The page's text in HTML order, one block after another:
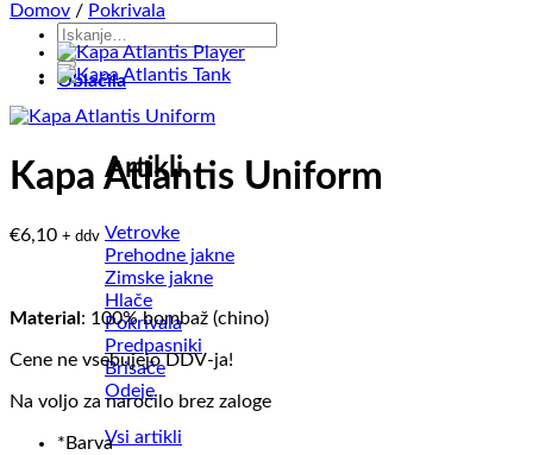
Išči:
Oblačila
Artikli
Vetrovke
Prehodne jakne
Zimske jakne
Hlače
Pokrivala
Predpasniki
Brisače
Odeje
Vsi artikli
Domov / Pokrivala
Kapa Atlantis Uniform
€6,10 + ddv
Material : 100% bombaž (chino)
Cene ne vsebujejo DDV-ja!
Na voljo za naročilo brez zaloge
* Barva